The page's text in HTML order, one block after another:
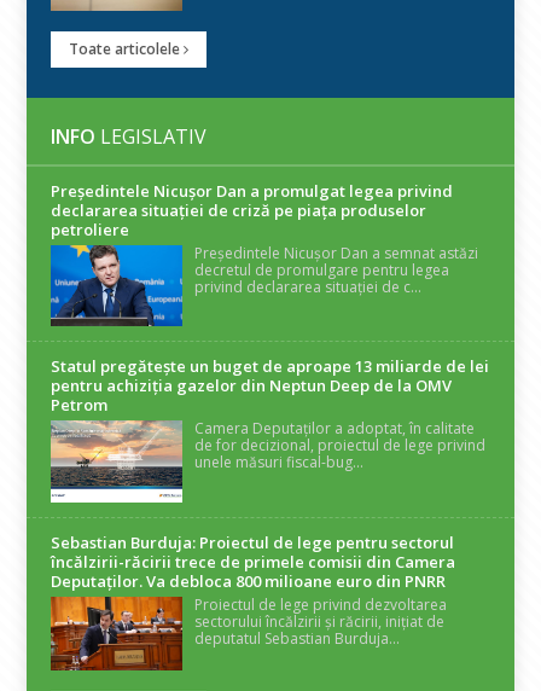
Toate articolele
INFO LEGISLATIV
Președintele Nicuşor Dan a promulgat legea privind
declararea situaţiei de criză pe piaţa produselor
petroliere
Președintele Nicușor Dan a semnat astăzi
decretul de promulgare pentru legea
privind declararea situației de c...
Statul pregătește un buget de aproape 13 miliarde de lei
pentru achiziția gazelor din Neptun Deep de la OMV
Petrom
Camera Deputaților a adoptat, în calitate
de for decizional, proiectul de lege privind
unele măsuri fiscal-bug...
Sebastian Burduja: Proiectul de lege pentru sectorul
încălzirii-răcirii trece de primele comisii din Camera
Deputaților. Va debloca 800 milioane euro din PNRR
Proiectul de lege privind dezvoltarea
sectorului încălzirii și răcirii, inițiat de
deputatul Sebastian Burduja...